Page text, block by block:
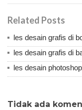
Related Posts
les desain grafis di
les desain grafis di
les desain
Tidak ada